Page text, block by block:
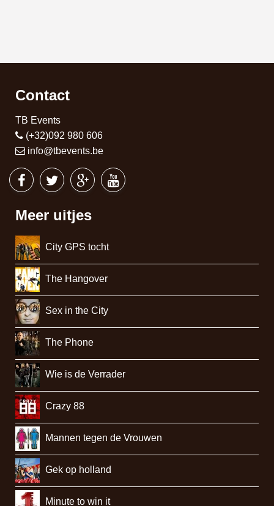
Contact
TB Events
(+32)092 980 606
info@tbevents.be
Meer uitjes
City GPS tocht
The Hangover
Sex in the City
The Phone
Wie is de Verrader
Crazy 88
Mannen tegen de Vrouwen
Gek op holland
Minute to win it